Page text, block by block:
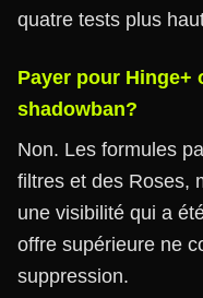
quatre tests plus
Payer pour Hinge+
shadowban?
Non. Les formules
filtres et des Roses,
une visibilité qui a
offre supérieure ne
suppression.